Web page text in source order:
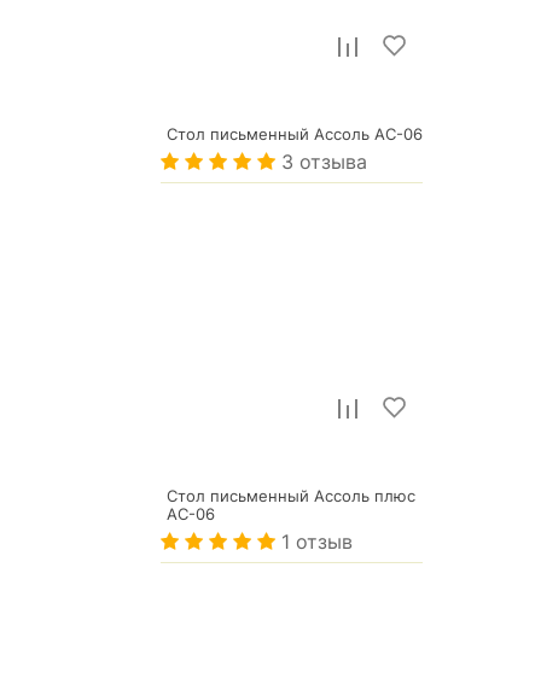
Стол письменный Ассоль АС-06
3 отзыва
33 466 р.
Стол письменный Ассоль плюс
АС-06
1 отзыв
33 466 р.